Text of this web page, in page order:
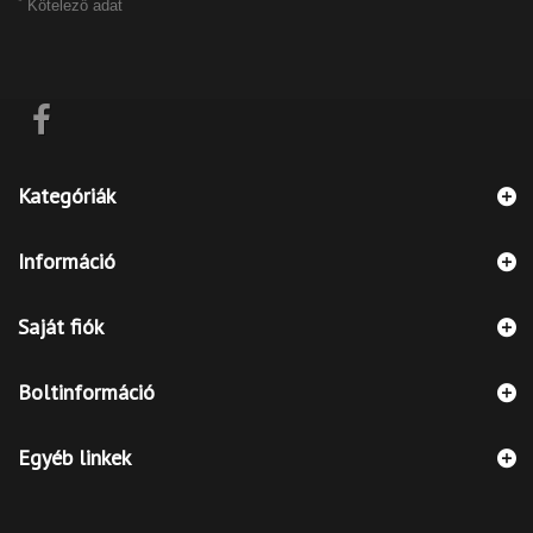
Kötelező adat
Kategóriák
Információ
Saját fiók
Boltinformáció
Egyéb linkek